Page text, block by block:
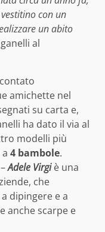
con un
un abito
al
amichette nel
su carta e,
ha dato il via al
modelli più
4 bambole.
Adele Virgiè una
che
dipingere e a
anche scarpe e